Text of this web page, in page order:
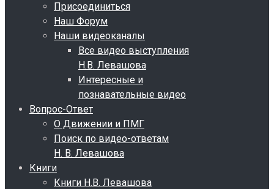
Присоединиться
Наш Форум
Наши видеоканалы
Все видео выступления
Н.В. Левашова
Интересные и
познавательные видео
Вопрос-Ответ
О Движении и ПМГ
Поиск по видео-ответам
Н. В. Левашова
Книги
Книги Н.В. Левашова